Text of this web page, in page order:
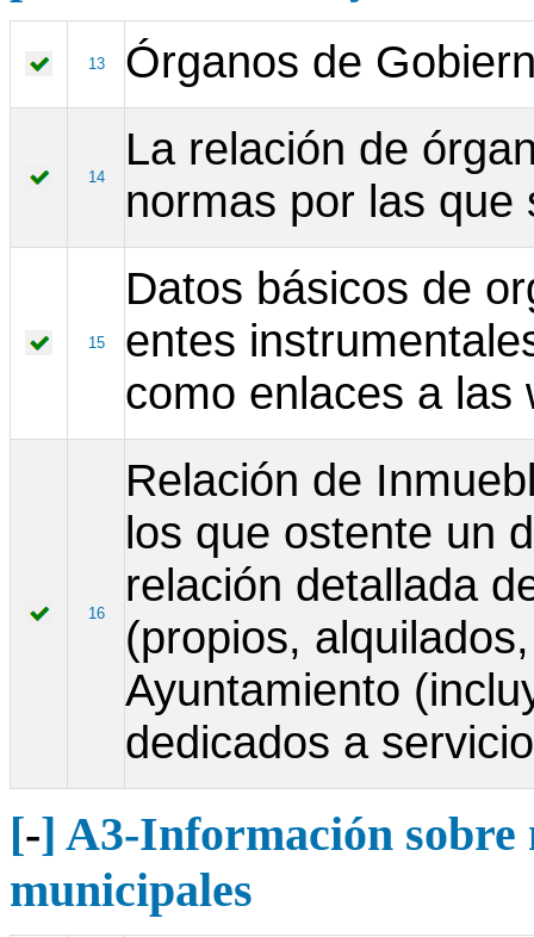
13 Órganos de
14
La relación de
normas por las que
15
Datos básicos de
entes
como enlaces a las
16
Relación de
los que ostente un
relación detallada
(propios,
Ayuntamiento
dedicados a
[-] A3-Información sobre
municipales